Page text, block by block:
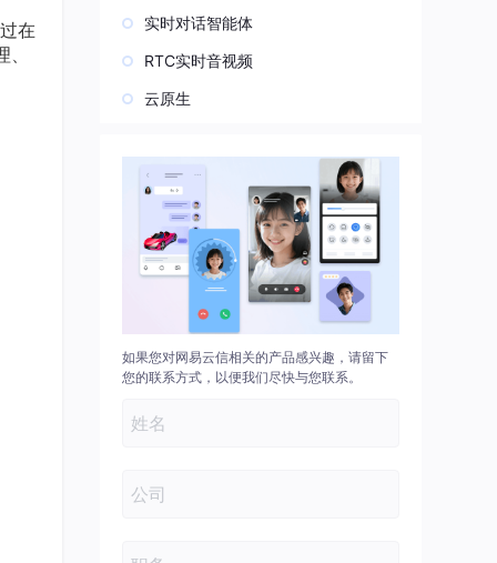
在
实时对话智能体
RTC实时音视频
云原生
如果您对网易云信相关的产品感兴趣，请留下
您的联系方式，以便我们尽快与您联系。